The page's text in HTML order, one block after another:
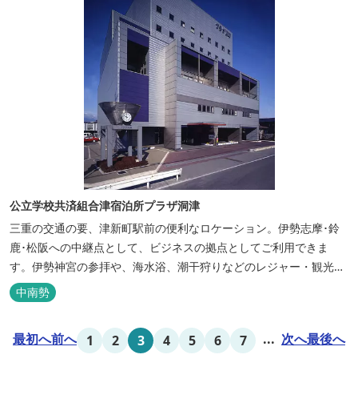
公立学校共済組合津宿泊所プラザ洞津
三重の交通の要、津新町駅前の便利なロケーション。伊勢志摩･鈴
鹿･松阪への中継点として、ビジネスの拠点としてご利用できま
す。伊勢神宮の参拝や、海水浴、潮干狩りなどのレジャー・観光に
も最適です。
中南勢
最初へ前へ 1 2 3 4 5 6 7 ... 次へ最後へ